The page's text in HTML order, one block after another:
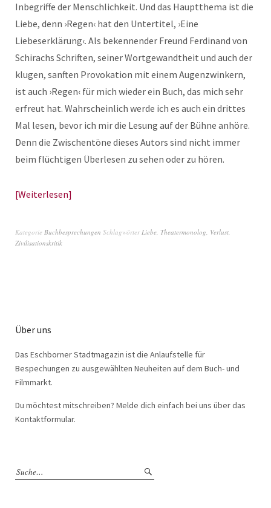
Inbegriffe der Menschlichkeit. Und das Hauptthema ist die
Liebe, denn ›Regen‹ hat den Untertitel, ›Eine
Liebeserklärung‹. Als bekennender Freund Ferdinand von
Schirachs Schriften, seiner Wortgewandtheit und auch der
klugen, sanften Provokation mit einem Augenzwinkern,
ist auch ›Regen‹ für mich wieder ein Buch, das mich sehr
erfreut hat. Wahrscheinlich werde ich es auch ein drittes
Mal lesen, bevor ich mir die Lesung auf der Bühne anhöre.
Denn die Zwischentöne dieses Autors sind nicht immer
beim flüchtigen Überlesen zu sehen oder zu hören.
Weiterlesen
Kategorie Buchbesprechungen SchlagwörterLiebe, Theatermonolog, Verlust,
Zivilisationskritik
Über uns
Das Eschborner Stadtmagazin ist die Anlaufstelle für
Bespechungen zu ausgewählten Neuheiten auf dem Buch- und
Filmmarkt.
Du möchtest mitschreiben? Melde dich einfach bei uns über das
Kontaktformular.